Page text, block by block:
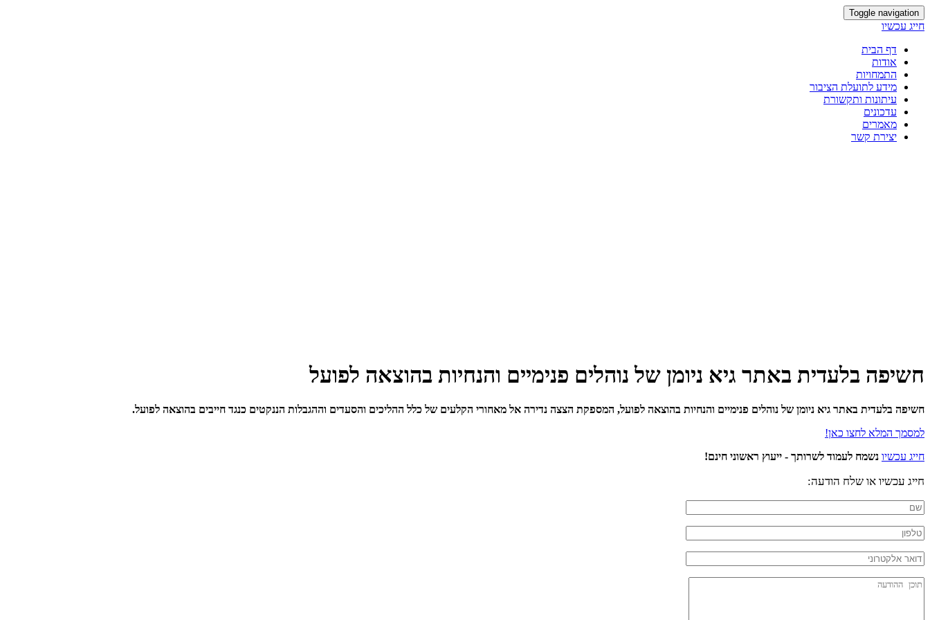
Toggle navigation
חייג עכשיו
דף הבית
אודות
התמחויות
מידע לתועלת הציבור
עיתונות ותקשורת
עדכונים
מאמרים
יצירת קשר
חשיפה בלעדית באתר גיא ניומן של נוהלים פנימיים והנחיות בהוצאה לפועל
חשיפה בלעדית באתר גיא ניומן של נוהלים פנימיים והנחיות בהוצאה לפועל, המספקת הצצה נדירה אל מאחורי הקלעים של כלל ההליכים והסעדים וההגבלות הננקטים כנגד חייבים בהוצאה לפועל.
למסמך המלא לחצו כאן!
חייג עכשיו נשמח לעמוד לשרותך - ייעוץ ראשוני חינם!
חייג עכשיו או שלח הודעה: